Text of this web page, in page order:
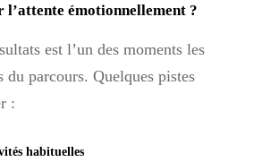
l’attente émotionnellement ?
est l’un des moments les
du parcours. Quelques pistes
:
habituelles